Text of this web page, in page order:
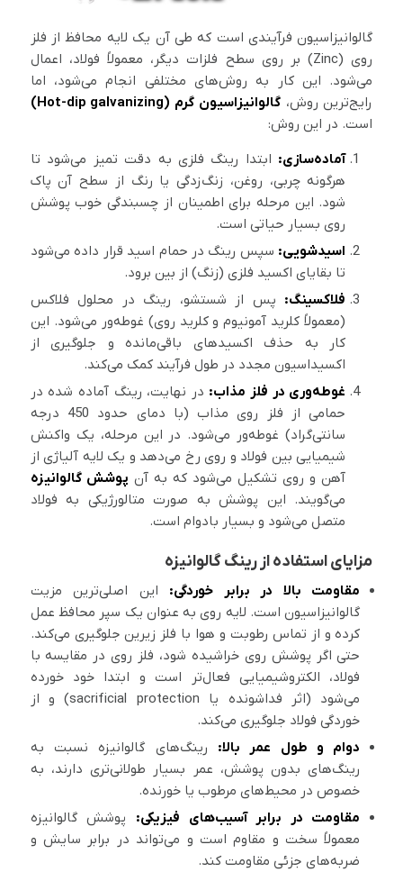
گالوانیزاسیون فرآیندی است که طی آن یک لایه محافظ از فلز
روی (Zinc) بر روی سطح فلزات دیگر، معمولاً فولاد، اعمال
می‌شود. این کار به روش‌های مختلفی انجام می‌شود، اما
رایج‌ترین روش،گالوانیزاسیون گرم (Hot-dip galvanizing)
است. در این روش:
آماده‌سازی: ابتدا رینگ فلزی به دقت تمیز می‌شود تا
هرگونه چربی، روغن، زنگ‌زدگی یا رنگ از سطح آن پاک
شود. این مرحله برای اطمینان از چسبندگی خوب پوشش
روی بسیار حیاتی است.
اسیدشویی: سپس رینگ در حمام اسید قرار داده می‌شود
تا بقایای اکسید فلزی (زنگ) از بین برود.
فلاکسینگ: پس از شستشو، رینگ در محلول فلاکس
(معمولاً کلرید آمونیوم و کلرید روی) غوطه‌ور می‌شود. این
کار به حذف اکسیدهای باقی‌مانده و جلوگیری از
اکسیداسیون مجدد در طول فرآیند کمک می‌کند.
غوطه‌وری در فلز مذاب: در نهایت، رینگ آماده شده در
حمامی از فلز روی مذاب (با دمای حدود 450 درجه
سانتی‌گراد) غوطه‌ور می‌شود. در این مرحله، یک واکنش
شیمیایی بین فولاد و روی رخ می‌دهد و یک لایه آلیاژی از
آهن و روی تشکیل می‌شود که به آن پوشش گالوانیزه
می‌گویند. این پوشش به صورت متالورژیکی به فولاد
متصل می‌شود و بسیار بادوام است.
مزایای استفاده از رینگ گالوانیزه
مقاومت بالا در برابر خوردگی: این اصلی‌ترین مزیت
گالوانیزاسیون است. لایه روی به عنوان یک سپر محافظ عمل
کرده و از تماس رطوبت و هوا با فلز زیرین جلوگیری می‌کند.
حتی اگر پوشش روی خراشیده شود، فلز روی در مقایسه با
فولاد، الکتروشیمیایی فعال‌تر است و ابتدا خود خورده
می‌شود (اثر فداشونده یا sacrificial protection) و از
خوردگی فولاد جلوگیری می‌کند.
دوام و طول عمر بالا: رینگ‌های گالوانیزه نسبت به
رینگ‌های بدون پوشش، عمر بسیار طولانی‌تری دارند، به
خصوص در محیط‌های مرطوب یا خورنده.
مقاومت در برابر آسیب‌های فیزیکی: پوشش گالوانیزه
معمولاً سخت و مقاوم است و می‌تواند در برابر سایش و
ضربه‌های جزئی مقاومت کند.